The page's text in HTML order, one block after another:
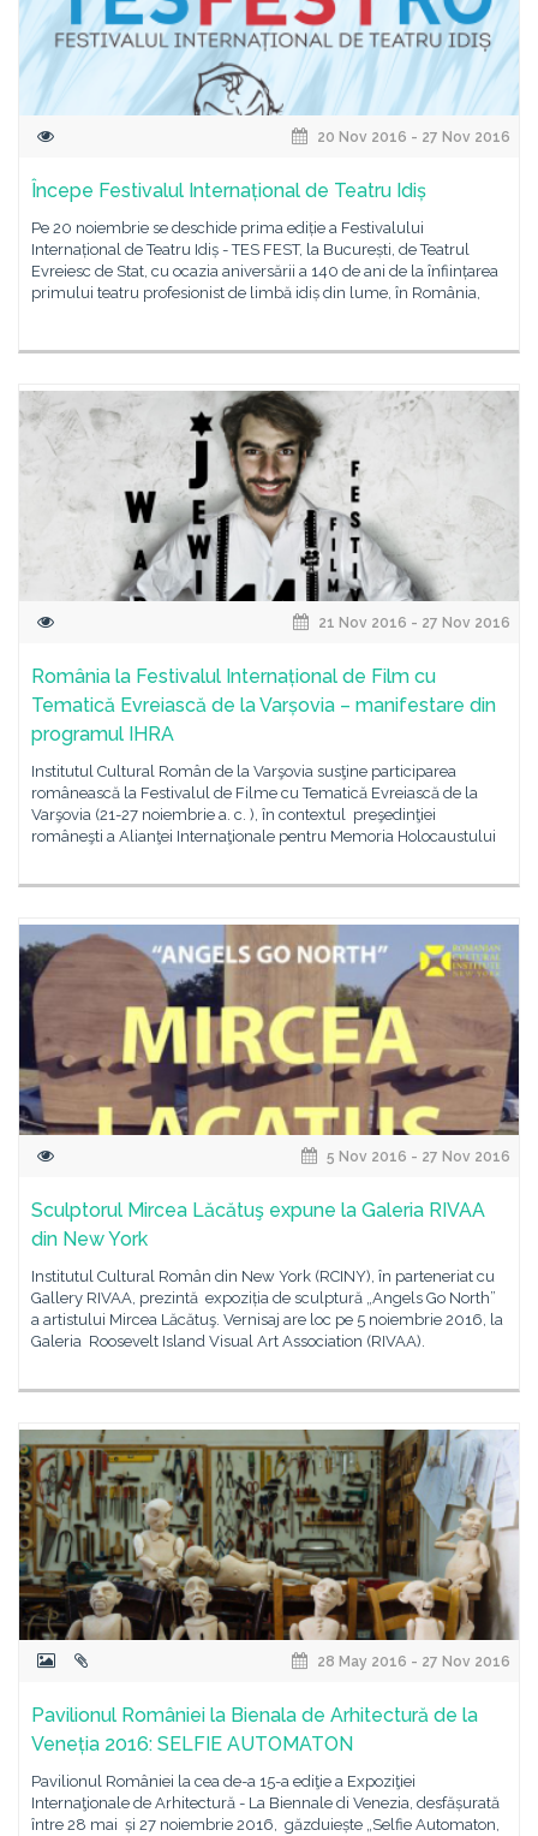
20 Nov 2016 - 27 Nov 2016
Începe Festivalul Internațional de Teatru Idiș
Pe 20 noiembrie se deschide prima ediție a Festivalului
Internațional de Teatru Idiș - TES FEST, la București, de Teatrul
Evreiesc de Stat, cu ocazia aniversării a 140 de ani de la înființarea
primului teatru profesionist de limbă idiș din lume, în România,
21 Nov 2016 - 27 Nov 2016
România la Festivalul Internațional de Film cu
Tematică Evreiască de la Varșovia – manifestare din
programul IHRA
Institutul Cultural Român de la Varşovia susţine participarea
românească la Festivalul de Filme cu Tematică Evreiască de la
Varşovia (21-27 noiembrie a. c. ), în contextul preşedinţiei
româneşti a Alianţei Internaţionale pentru Memoria Holocaustului
5 Nov 2016 - 27 Nov 2016
Sculptorul Mircea Lăcătuş expune la Galeria RIVAA
din New York
Institutul Cultural Român din New York (RCINY), în parteneriat cu
Gallery RIVAA, prezintă expoziția de sculptură „Angels Go North”
a artistului Mircea Lăcătuş. Vernisaj are loc pe 5 noiembrie 2016, la
Galeria Roosevelt Island Visual Art Association (RIVAA).
28 May 2016 - 27 Nov 2016
Pavilionul României la Bienala de Arhitectură de la
Veneția 2016: SELFIE AUTOMATON
Pavilionul României la cea de-a 15-a ediţie a Expoziţiei
Internaţionale de Arhitectură - La Biennale di Venezia, desfășurată
între 28 mai și 27 noiembrie 2016, găzduiește „Selfie Automaton,